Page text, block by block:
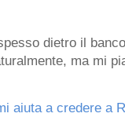
dietro il
ma mi
aiuta a credere a